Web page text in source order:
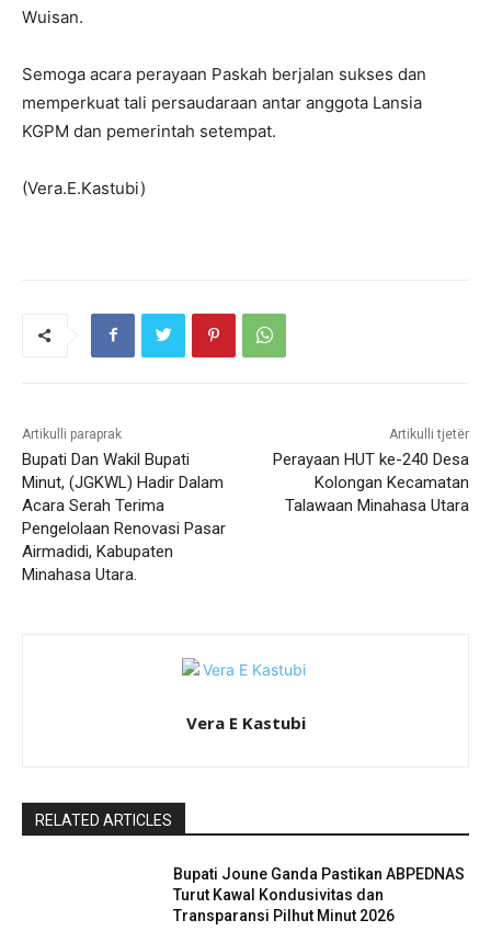
Wuisan.
Semoga acara perayaan Paskah berjalan sukses dan
memperkuat tali persaudaraan antar anggota Lansia
KGPM dan pemerintah setempat.
(Vera.E.Kastubi)
Artikulli paraprak
Bupati Dan Wakil Bupati
Minut, (JGKWL) Hadir Dalam
Acara Serah Terima
Pengelolaan Renovasi Pasar
Airmadidi, Kabupaten
Minahasa Utara.
Artikulli tjetër
Perayaan HUT ke-240 Desa
Kolongan Kecamatan
Talawaan Minahasa Utara
Vera E Kastubi
RELATED ARTICLES
Bupati Joune Ganda Pastikan ABPEDNAS
Turut Kawal Kondusivitas dan
Transparansi Pilhut Minut 2026